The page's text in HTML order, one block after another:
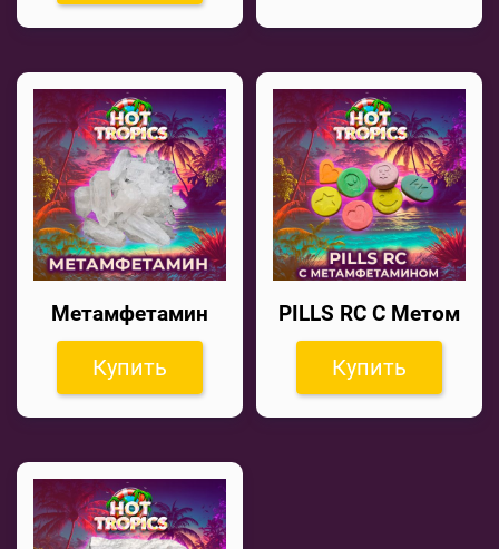
Метамфетамин
Купить
PILLS RC С Метом
Купить